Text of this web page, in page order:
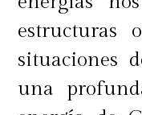
de
divino y por
de las leyes
nos
estructuras
situaciones
una